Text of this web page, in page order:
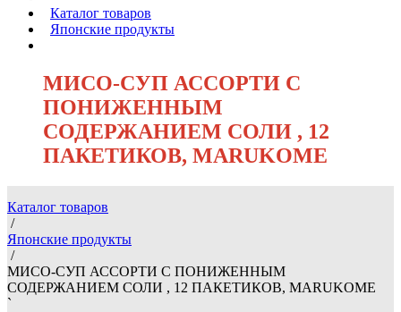
Каталог товаров
Японские продукты
МИСО-СУП АССОРТИ С
ПОНИЖЕННЫМ
СОДЕРЖАНИЕМ СОЛИ , 12
ПАКЕТИКОВ, MARUKOME
Каталог товаров
/
Японские продукты
/
МИСО-СУП АССОРТИ С ПОНИЖЕННЫМ
СОДЕРЖАНИЕМ СОЛИ , 12 ПАКЕТИКОВ, MARUKOME
`